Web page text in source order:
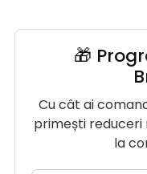
🎁
Cu cât ai
primești
la